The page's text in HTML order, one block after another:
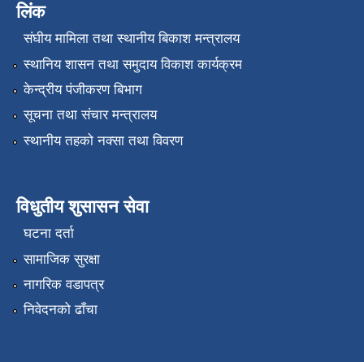
लिंक
संघीय मामिला तथा स्थानीय बिकाश मन्त्रालय
स्थानिय शासन तथा समुदाय विकाश कार्यक्रम
केन्द्रीय पंजीकरण बिभाग
सूचना तथा संचार मन्त्रालय
स्थानीय तहको नक्सा तथा विवरण
विधुतीय शुसासन सेवा
घटना दर्ता
सामाजिक सुरक्षा
नागरिक वडापत्र
निवेदनको ढाँचा